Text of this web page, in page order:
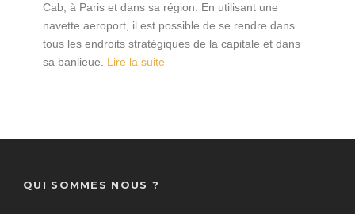
Cab, à Paris et dans sa région. En utilisant une
navette aeroport, il est possible de se rendre dans
tous les endroits stratégiques de la capitale et dans
sa banlieue. Lire la suite
QUI SOMMES NOUS ?